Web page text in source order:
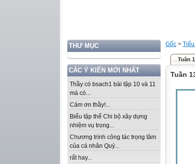
THƯ MỤC
CÁC Ý KIẾN MỚI NHẤT
Thầy có bsach1 bài tập 10 và 11
mà có...
Cảm ơn thầy!...
Biểu tập thể Chi bộ xây dựng
nhiệm vụ trọng...
Chương trình công tác trọng tâm
của cá nhân Quý...
rất hay...
Gốc >
Tuần
Tuần